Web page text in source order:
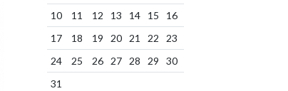
10
11 12 13 14 15
16
17
18 19 20 21 22
23
24
25 26 27 28 29
30
31